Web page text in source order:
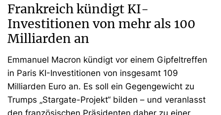
Frankreich kündigt KI-
Investitionen von mehr als 100
Milliarden an
Emmanuel Macron kündigt vor einem Gipfeltreffen
in Paris KI-Investitionen von insgesamt 109
Milliarden Euro an. Es soll ein Gegengewicht zu
Trumps „Stargate-Projekt“ bilden – und veranlasst
den französischen Präsidenten daher zu einer